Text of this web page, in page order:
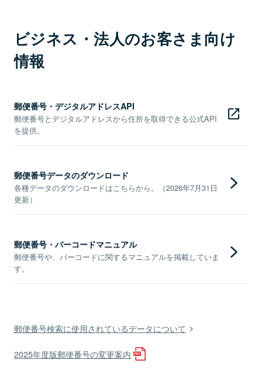
ビジネス・法人のお客さま向け
情報
郵便番号・デジタルアドレスAPI
郵便番号とデジタルアドレスから住所を取得できる公式API
を提供。
郵便番号データのダウンロード
各種データのダウンロードはこちらから。（2026年7月31日
更新）
郵便番号・バーコードマニュアル
郵便番号や、バーコードに関するマニュアルを掲載していま
す。
郵便番号検索に使用されているデータについて
2025年度版郵便番号の変更案内